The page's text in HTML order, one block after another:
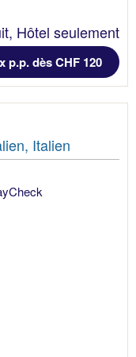
Hôtel seulement
p.p. dès CHF 120
Italien